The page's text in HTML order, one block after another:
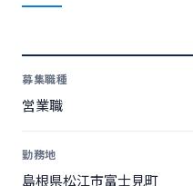
募集職種
営業職
勤務地
島根県松江市富士見町